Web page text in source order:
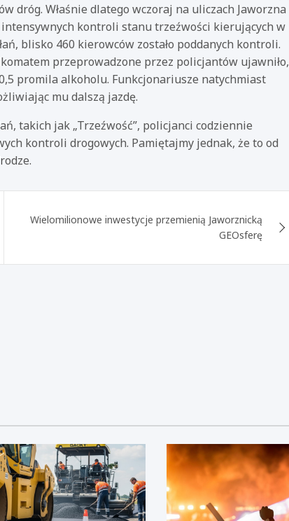
dróg. Właśnie dlatego wczoraj na uliczach Jaworzna
kontroli stanu trzeźwości kierujących w
blisko 460 kierowców zostało poddanych kontroli.
przeprowadzone przez policjantów ujawniło,
promila alkoholu. Funkcjonariusze natychmiast
mu dalszą jazdę.
takich jak „Trzeźwość”, policjanci codziennie
kontroli drogowych. Pamiętajmy jednak, że to od
Wielomilionowe inwestycje przemienią Jaworznicką
GEOsferę